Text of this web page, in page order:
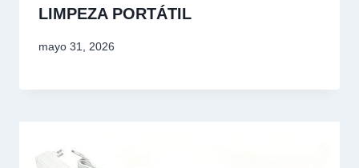
LIMPEZA PORTÁTIL
mayo 31, 2026